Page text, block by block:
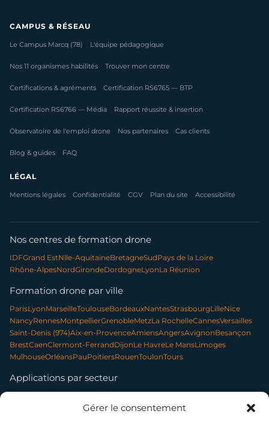
Gérer le consentement
CAMPUS & RÉSEAU
Le Campus Marcq (78) L'équipe pédagogique
Nos 11 organismes habilités Trouver mon centre
Certifications & agréments Certification RS6765 — BTP
Certification RS6766 — Média Rapport réussite & insertion
Observatoire de l'emploi drone Nos partenaires Cas clients
Blog & guides FAQ
LÉGAL
Mentions légales Confidentialité CGV Plan du site Accessibilité
Nos centres de formation drone
IDFGrand EstNlle-AquitaineBretagneSudPays de la Loire
Rhône-AlpesNordGirondeDordogneLyonLa Réunion
Formation drone par ville
ParisLyonMarseilleToulouseBordeauxNantesStrasbourgLilleNice
NancyRennesMontpellierGrenobleMetzLa RochelleCannesVersailles
Saint-Denis (974)Aix-en-ProvenceAmiensAngersAvignonBesançon
BrestCaenClermont-FerrandDijonLe HavreLe MansLimoges
MulhouseOrléansPauPoitiersRouenToulonTours
Applications par secteur
Événementiel & tourismeForêt & environnement